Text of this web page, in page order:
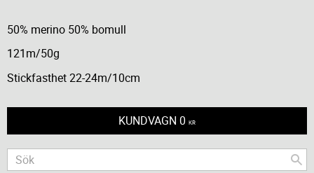
50% merino 50% bomull
121m/50g
Stickfasthet 22-24m/10cm
KUNDVAGN 0 KR